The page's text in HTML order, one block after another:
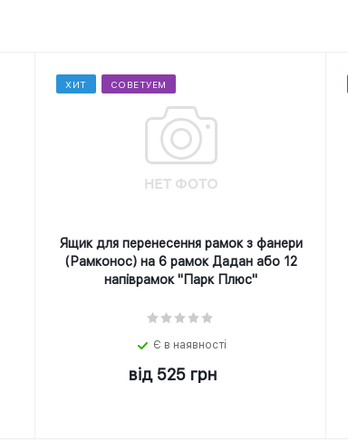
ХИТ СОВЕТУЕМ
Ящик для перенесення рамок з фанери
(Рамконос) на 6 рамок Дадан або 12
напіврамок "Парк Плюс"
Є в наявності
від 525 грн